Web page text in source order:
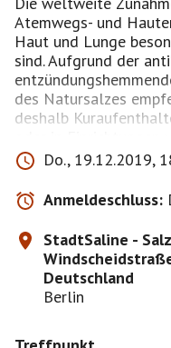
Atemwegs- und
Haut und Lunge
sind. Aufgrund der
des Natursalzes
deshalb
oder in
Menschen ohne akute
Soletherapie positive
Organismus.
Dabei muss man nicht
reisen. In unseren
ausgekleideten
über salzhaltige Luft
Do., 19.12.2019,
Anmeldeschluss:
StadtSaline -
Deutschland
Berlin